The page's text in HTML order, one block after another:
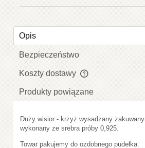
Opis
Bezpieczeństwo
Koszty dostawy
Cena nie zawiera ewentualnych kosztów
Produkty powiązane
Duży wisior - krzyż wysadzany
wykonany ze srebra próby 0,925.
Towar pakujemy do ozdobnego pudełka.